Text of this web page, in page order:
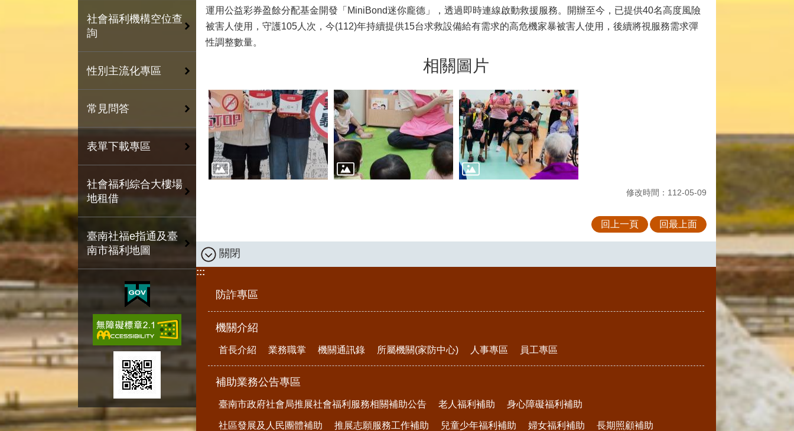
社會福利機構空位查
詢
性別主流化專區
常見問答
表單下載專區
社會福利綜合大樓場
地租借
臺南社福e指通及臺
南市福利地圖
運用公益彩券盈餘分配基金開發「MiniBond迷你龐德」，透過即時連線啟動救援服務。開辦至今，已提供40名高度風險
被害人使用，守護105人次，今(112)年持續提供15台求救設備給有需求的高危機家暴被害人使用，後續將視服務需求彈
性調整數量。
相關圖片
修改時間：112-05-09
回上一頁 回最上面
關閉
:::
防詐專區
機關介紹
首長介紹 業務職掌 機關通訊錄 所屬機關(家防中心) 人事專區 員工專區
補助業務公告專區
臺南市政府社會局推展社會福利服務相關補助公告 老人福利補助 身心障礙福利補助
社區發展及人民團體補助 推展志願服務工作補助 兒童少年福利補助 婦女福利補助 長期照顧補助